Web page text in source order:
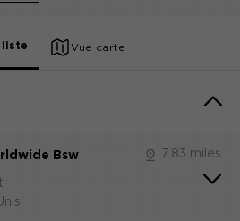
liste Vue carte
Bsw 7.83 miles